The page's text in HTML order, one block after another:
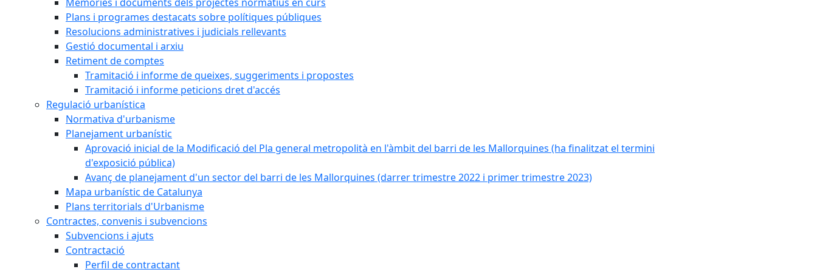
Plans i programes destacats sobre polítiques públiques
Resolucions administratives i judicials rellevants
Gestió documental i arxiu
Retiment de comptes
Tramitació i informe de queixes, suggeriments i propostes
Tramitació i informe peticions dret d'accés
Regulació urbanística
Normativa d'urbanisme
Planejament urbanístic
Aprovació inicial de la Modificació del Pla general metropolità en l'àmbit del barri de les Mallorquines (ha finalitzat el termini
d'exposició pública)
Avanç de planejament d'un sector del barri de les Mallorquines (darrer trimestre 2022 i primer trimestre 2023)
Mapa urbanístic de Catalunya
Plans territorials d'Urbanisme
Contractes, convenis i subvencions
Subvencions i ajuts
Contractació
Perfil de contractant